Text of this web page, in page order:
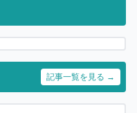
記事一覧を見る →